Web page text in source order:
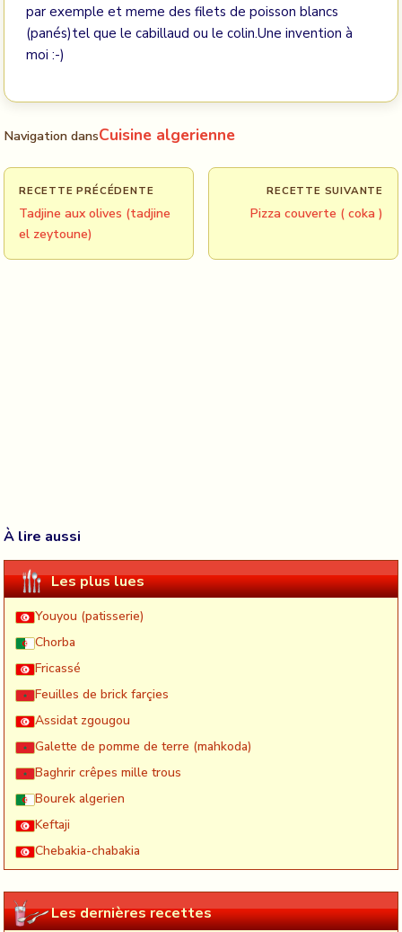
par exemple et meme des filets de poisson blancs
(panés)tel que le cabillaud ou le colin.Une invention à
moi :-)
Navigation dansCuisine algerienne
RECETTE PRÉCÉDENTE
Tadjine aux olives (tadjine
el zeytoune)
RECETTE SUIVANTE
Pizza couverte ( coka )
À lire aussi
Les plus lues
Youyou (patisserie)
Chorba
Fricassé
Feuilles de brick farçies
Assidat zgougou
Galette de pomme de terre (mahkoda)
Baghrir crêpes mille trous
Bourek algerien
Keftaji
Chebakia-chabakia
Les dernières recettes